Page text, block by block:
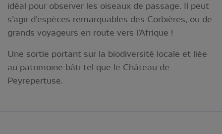
idéal pour observer les oiseaux de passage. Il peut
s’agir d’espèces remarquables des Corbières, ou de
grands voyageurs en route vers l’Afrique !
Une sortie portant sur la biodiversité locale et liée
au patrimoine bâti tel que le Château de
Peyrepertuse.